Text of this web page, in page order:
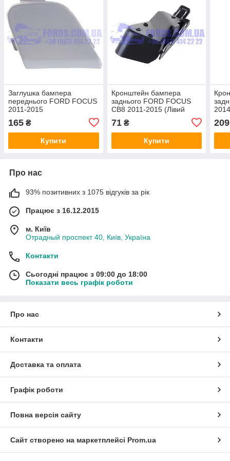
Заглушка бампера
переднього FORD FOCUS
2011-2015
(1702946/BM5117A989ABXWAA/331520)
CABU
165 ₴
Купити
Кронштейн бампера
заднього FORD FOCUS
CB8 2011-2015 (Лівий
(1722284/BM5117A882AE/
DP GROUP
71₴
Купити
DP
209
Про нас
93% позитивних з 1075 відгуків за рік
Працює з 16.12.2015
м. Київ
Отрадный проспект 40, Київ, Україна
Контакти
Сьогодні працює з 09:00 до 18:00
Показати весь графік роботи
Про нас
Контакти
Доставка та оплата
Графік роботи
Повна версія сайту
Сайт створено на маркетплейсі Prom.ua